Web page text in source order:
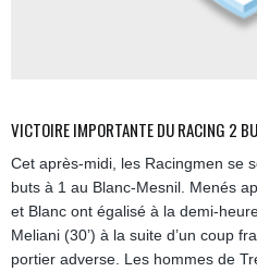
VICTOIRE IMPORTANTE DU RACING 2
Cet après-midi, les Racingmen se
buts à 1 au Blanc-Mesnil. Menés
et Blanc ont égalisé à la demi-
Meliani (30’) à la suite d’un coup
portier adverse. Les hommes de